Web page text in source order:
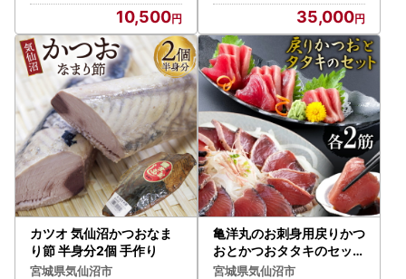
10,500 35,000
カツオ 気仙沼かつおなま
り節 半身分2個 手作り
宮城県気仙沼市
亀洋丸のお刺身用戻りかつ
おとかつおタタキのセット
（各2筋）
宮城県気仙沼市